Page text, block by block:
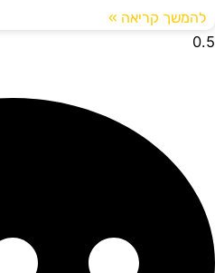
להמשך קריאה »